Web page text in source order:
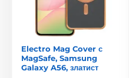
Electro Mag Cover с
MagSafe, Samsung
Galaxy A56, златист